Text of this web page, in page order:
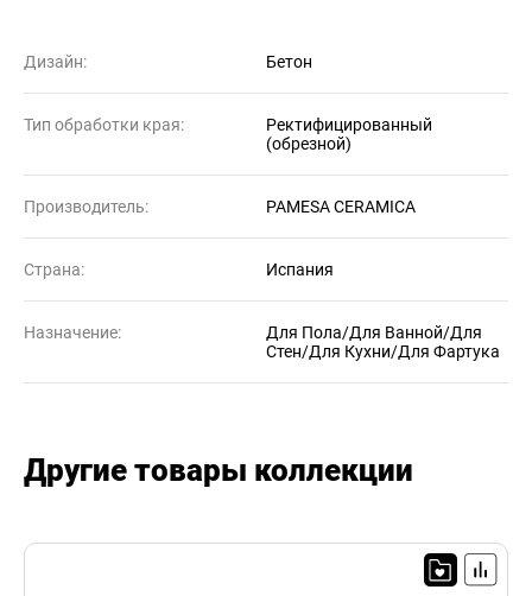
Дизайн: Бетон
Тип обработки края:
Ректифицированный
(обрезной)
Производитель: PAMESA CERAMICA
Страна: Испания
Назначение:
Для Пола/Для Ванной/Для
Стен/Для Кухни/Для Фартука
Другие товары коллекции